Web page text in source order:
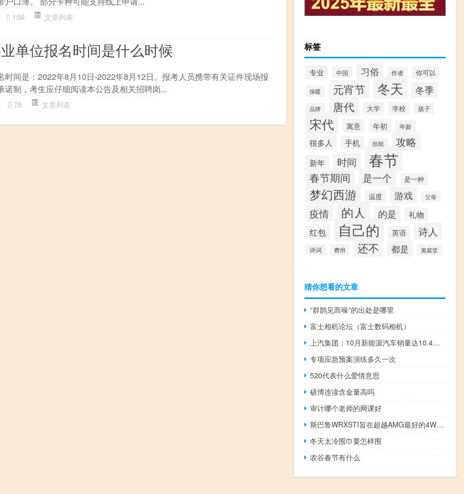
156 文章列表
单位报名时间是什么时候
时间是：2022年8月10日-2022年8月12日。报考人员携带有关证件现场报
诺制，考生应仔细阅读本公告及相关招聘岗...
78 文章列表
标签
专业 中国 习俗 作者 你可以
保暖 元宵节 冬天 冬季
品牌 唐代 大学 学校 孩子
宋代 寓意 年初 年龄
很多人 手机 技能 攻略
新年 时间 春节
春节期间 是一个 是一种
梦幻西游 温度 游戏 父母
疫情 的人 的是 礼物
红包 自己的 英语 诗人
诗词 费用 还不 都是 黄庭坚
猜你想看的文章
“群鹊见而噪”的出处是哪里
富士相机论坛（富士数码相机）
上汽集团：10月新能源汽车销量达10.4万辆创年内新高
专项应急预案演练多久一次
520代表什么爱情意思
硕博连读含金量高吗
审计哪个老师的网课好
斯巴鲁WRXSTI旨在超越AMG最好的4WDTurbo
冬天太冷围巾要怎样围
农谷春节有什么